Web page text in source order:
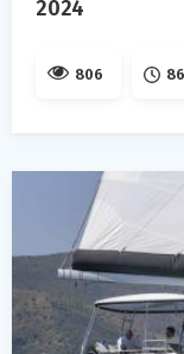
2024
806